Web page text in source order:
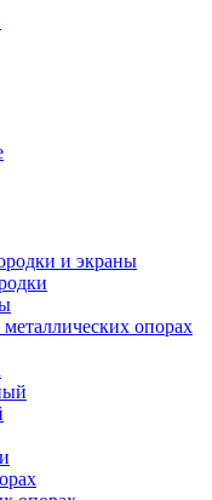
и экраны
опорах